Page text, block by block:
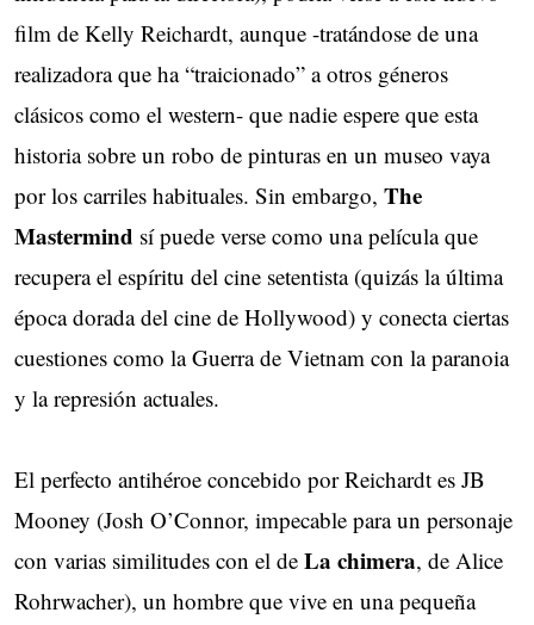
film de Kelly Reichardt, aunque -tratándose de una
realizadora que ha “traicionado” a otros géneros
clásicos como el western- que nadie espere que esta
historia sobre un robo de pinturas en un museo vaya
por los carriles habituales. Sin embargo, The
Mastermind sí puede verse como una película que
recupera el espíritu del cine setentista (quizás la última
época dorada del cine de Hollywood) y conecta ciertas
cuestiones como la Guerra de Vietnam con la paranoia
y la represión actuales.
El perfecto antihéroe concebido por Reichardt es JB
Mooney (Josh O’Connor, impecable para un personaje
con varias similitudes con el de La chimera, de Alice
Rohrwacher), un hombre que vive en una pequeña